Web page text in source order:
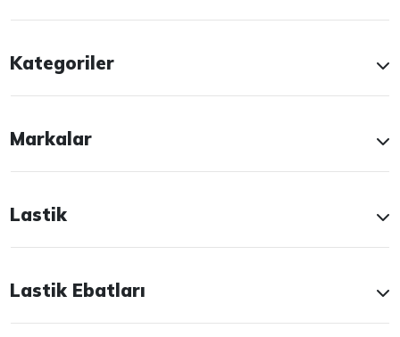
Kategoriler
Markalar
Lastik
Lastik Ebatları